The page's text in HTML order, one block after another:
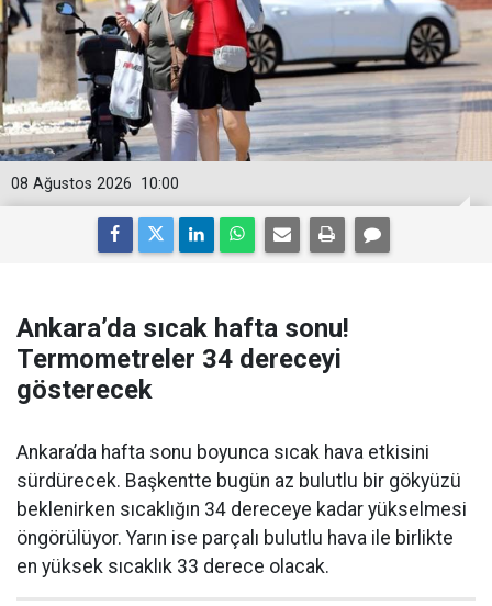
10:00
08 Ağustos 2026
Ankara’da sıcak hafta sonu!
Termometreler 34 dereceyi
gösterecek
Ankara’da hafta sonu boyunca sıcak hava etkisini
sürdürecek. Başkentte bugün az bulutlu bir gökyüzü
beklenirken sıcaklığın 34 dereceye kadar yükselmesi
öngörülüyor. Yarın ise parçalı bulutlu hava ile birlikte
en yüksek sıcaklık 33 derece olacak.